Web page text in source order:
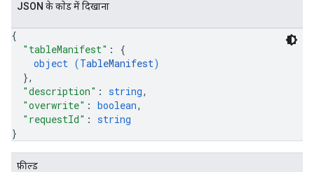
JSON के काेड में दिखाना
{
"tableManifest" : {
object (TableManifest)
},
"description" : string,
"overwrite" : boolean,
"requestId" : string
}
फ़ील्ड